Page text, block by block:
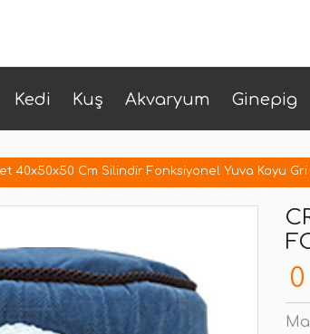
Kedi Kuş Akvaryum Ginepig
40x50x50 Cm Silindir Fonksiyonel Yuva Koyu Gri